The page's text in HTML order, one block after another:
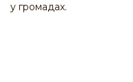
у громадах.